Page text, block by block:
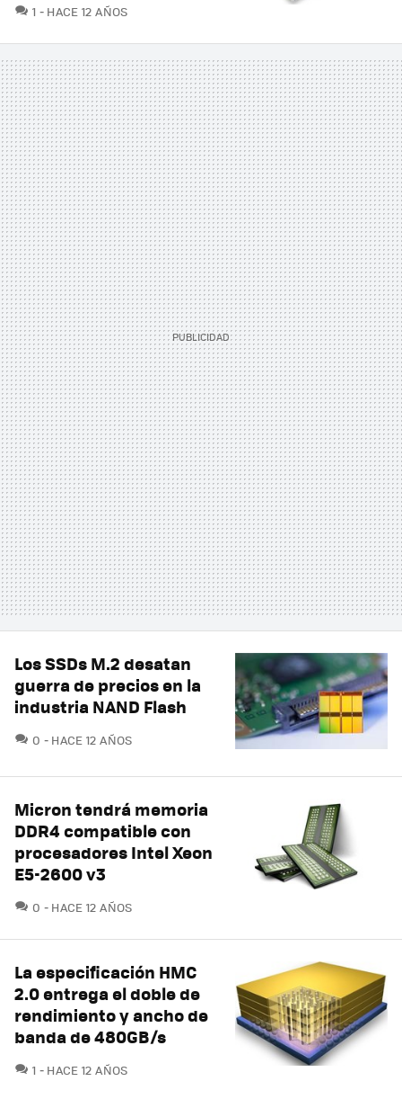
1 COMENTARIOS
HACE 12 AÑOS
Los SSDs M.2 desatan
guerra de precios en la
industria NAND Flash
0 COMENTARIOS
HACE 12 AÑOS
Micron tendrá memoria
DDR4 compatible con
procesadores Intel Xeon
E5-2600 v3
0 COMENTARIOS
HACE 12 AÑOS
La especificación HMC
2.0 entrega el doble de
rendimiento y ancho de
banda de 480GB/s
1 COMENTARIOS
HACE 12 AÑOS